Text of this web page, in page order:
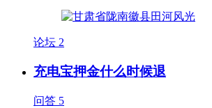
论坛 2
充电宝押金什么时候退
问答 5